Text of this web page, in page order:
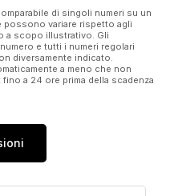
di singoli numeri su un
possono variare rispetto agli
a scopo illustrativo. Gli
e tutti i numeri regolari
diversamente indicato.
a meno che non
a 24 ore prima della scadenza